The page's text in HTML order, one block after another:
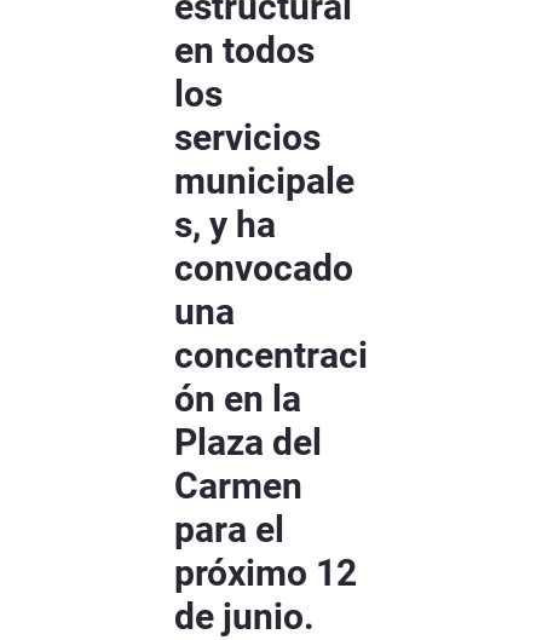
en todos
los
servicios
municipale
s, y ha
convocado
una
concentraci
ón en la
Plaza del
Carmen
para el
próximo 12
de junio.